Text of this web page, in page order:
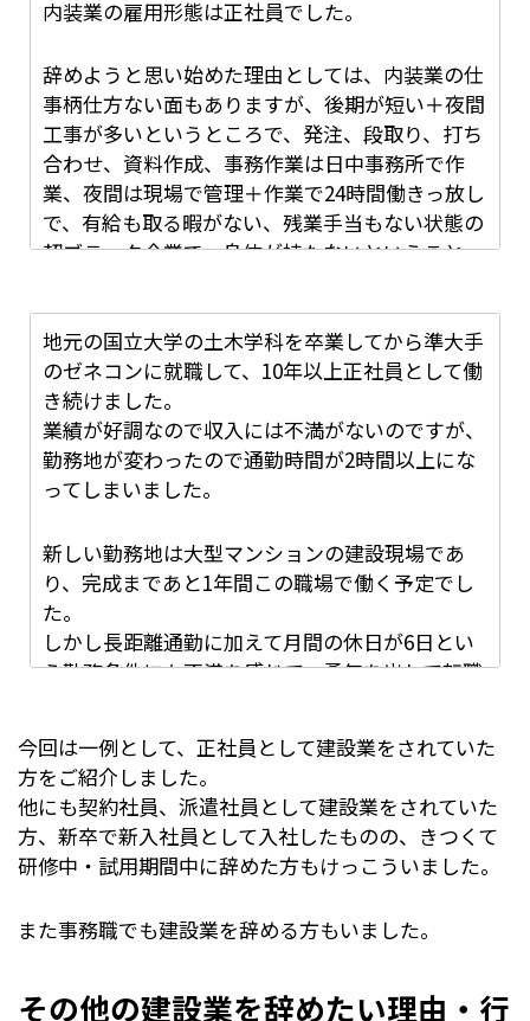
足を踏み入れました。
こちらは実際には建設会社よりも激務で毎日深夜
まで残業を行なっていました。
しかし、自身がやりたいと思った誇りがある仕事
であることのやりがい、そして環境の変化による
す。
幸いにも人間関係や職場環境にも恵まれ毎日とて
も楽しく仕事をすることができました。
転職は人生において大きな決断ではありますが、
決断することでよい方向へ進む大切なものだと感
「お前は、もっとテキパキ動けよ」「散髪ばかり
して、金持ちのボンボンか」「女性にモテたく
て、カッコつけてんのか」など、半分イジメのよ
うな言葉を言われ続けられます。
一応相手は、先輩という立場から私はガマンをし
て耐える日々です。
社を辞める事にします。
年齢が若かったので、新たな仕事場も多くあり辞
める事に抵抗はありませんでした。
親に告げる時は、少しつらかった部分もありまし
たが、会社は山ほどあるため固執する必要はない
と言われてホッとします。
に伝えて去る事にしました。
１０人ほどの運送会社で、前会社を辞めてよかっ
たと思えるのは一人で行う仕事だから気が楽とい
う点です。
トラックに乗っている事が多い仕事なので、煩わ
辞めてよかったと思える他の部分では、いろんな
場所へ行ける楽しさもあります。
さらに、車好きという天職を感じた体験もあり運
が、できるのであればすぐに退職をしたいと言う
旨を記載し、退職届を提出しました。
すると「甘ったれたことを言わないでくれ。人手
が足りないのだから辞められると困る。」と言わ
れてしまいその時は仕事を退職することができま
せんでした。
その入院がきっかけで退職をせざるを得ない状況
と言うものができてしまい、退職届を再度提出し
退職することになりました。
退職をしてからは仕事を行うことが体調的にも精
神的にもしばらくできませんでしたが、建築とは
程遠い飲食での仕事を行うことになりました。
この仕事は特に紹介をされて就いた仕事ではあり
ませんでしたので、前職と同じように労働時間や
とや、1から10まで全て先輩のさすが一生懸命私
にレクチャーをしてくれると言うこと、福利厚生
がしっかりとしており私にとってとても働きやす
い職場であるといった様々な良い点や恩恵を受け
られる会社に就職することができました。
現在では前職を辞めてとても良かったと思ってい
内装業の雇用形態は正社員でした。
辞めようと思い始めた理由としては、内装業の仕
事柄仕方ない面もありますが、後期が短い＋夜間
工事が多いというところで、発注、段取り、打ち
合わせ、資料作成、事務作業は日中事務所で作
業、夜間は現場で管理＋作業で24時間働きっ放し
で、有給も取る暇がない、残業手当もない状態の
超ブラック企業で、身体が持たないということ
した。
ですが、専門学校まで行っておいて、全く別の職
に就くのは気が引けていたので、現場の施工管理
ではなく、設計の仕事をしたいと考えました。
たが、今している現場が終わる頃には新しい現場
が始まるので、そんな悠長なことを言っていると
いつまでも辞めることができないと気付き、半ば
無理矢理退職届を出して、一ヶ月後に退職しまし
た。
いましている現場はどうするんだとか、このタイ
ミングで辞められると困るとか色々言われました
が、労働基準監督署を盾に、辞めさせてくれなけ
れば、今までの労働時間分の残業代を下さい、無
理ならばその分の代休を下さいと言えば、それは
いので、退職しますという形になりました。
地元の国立大学の土木学科を卒業してから準大手
のゼネコンに就職して、10年以上正社員として働
き続けました。
業績が好調なので収入には不満がないのですが、
勤務地が変わったので通勤時間が2時間以上にな
ってしまいました。
新しい勤務地は大型マンションの建設現場であ
り、完成まであと1年間この職場で働く予定でし
た。
しかし長距離通勤に加えて月間の休日が6日とい
う勤務条件にも不満を感じて、勇気を出して転職
独身で身の振り方は自由に決めることができたの
で、転職を決意してから即日で退職届を書き上げ
会社を辞める決意が固いことを示すために、休日
の少なさなどの待遇面の不満を中心に、便箋2枚
今回は一例として、正社員として建設業をされていた
方をご紹介しました。
他にも契約社員、派遣社員として建設業をされていた
方、新卒で新入社員として入社したものの、きつくて
研修中・試用期間中に辞めた方もけっこういました。
また事務職でも建設業を辞める方もいました。
その他の建設業を辞めたい理由・行